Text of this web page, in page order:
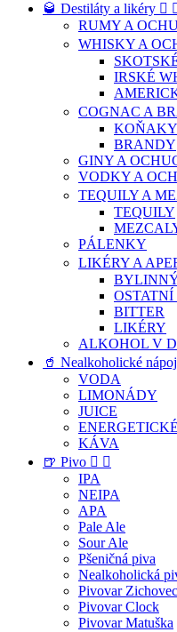
🥃 Destiláty a likéry 
RUMY A
WHISKY A
IRSKÉ
COGNAC A
KOŇAKY
BRANDY
GINY A
VODKY A
TEQUILY A
TEQUILY
PÁLENKY
LIKÉRY A
BITTER
LIKÉRY
ALKOHOL V
🥤 Nealkoholické
VODA
LIMONÁDY
JUICE
KÁVA
🍺 Pivo  
IPA
NEIPA
APA
Pale Ale
Sour Ale
Pšeničná piva
Nealkoholická
Pivovar Zichovec
Pivovar Clock
Pivovar Matuška